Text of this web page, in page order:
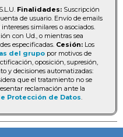
Finalidades: Suscripción
de usuario. Envío de emails
similares o asociados.
con Ud., o mientras sea
especificadas. Cesión: Los
del grupo por motivos de
oposición, supresión,
y decisiones automatizadas:
que el tratamiento no se
reclamación ante la
Protección de Datos.